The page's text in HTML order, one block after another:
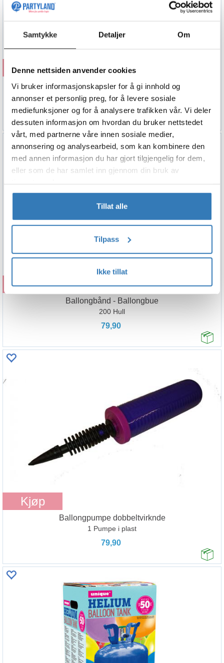
Samtykke Detaljer Om
Denne nettsiden anvender cookies
Vi bruker informasjonskapsler for å gi innhold og
annonser et personlig preg, for å levere sosiale
mediefunksjoner og for å analysere trafikken vår. Vi deler
dessuten informasjon om hvordan du bruker nettstedet
vårt, med partnerne våre innen sosiale medier,
annonsering og analysearbeid, som kan kombinere den
med annen informasjon du har gjort tilgjengelig for dem,
eller som de har samlet inn gjennom din bruk av
Tillat alle
Tilpass
Ikke tillat
Kjøp
Sticky Dots - Fest Ballonger Overalt
50pk
29,90
Kjøp
Ballongbånd - Ballongbue
200 Hull
79,90
Kjøp
Ballongpumpe dobbeltvirknde
1 Pumpe i plast
79,90